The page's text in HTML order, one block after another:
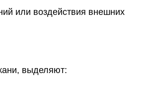
или воздействия внешних
выделяют: